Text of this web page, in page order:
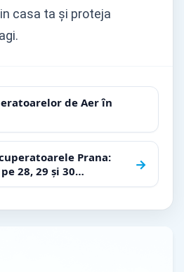
casa ta și proteja
de Aer în
Prana:
28, 29 și 30
→